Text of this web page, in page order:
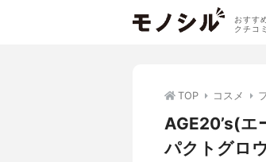
おすす
クチコ
TOP コスメ
AGE20’s(
パクトグロ